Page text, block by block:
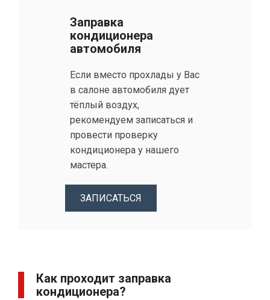
Заправка
кондиционера
автомобиля
Если вместо прохлады у Вас
в салоне автомобиля дует
тёплый воздух,
рекомендуем записаться и
провести проверку
кондиционера у нашего
мастера.
ЗАПИСАТЬСЯ
Как проходит заправка
кондиционера?